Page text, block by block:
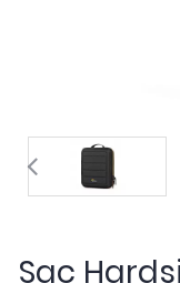
Sac